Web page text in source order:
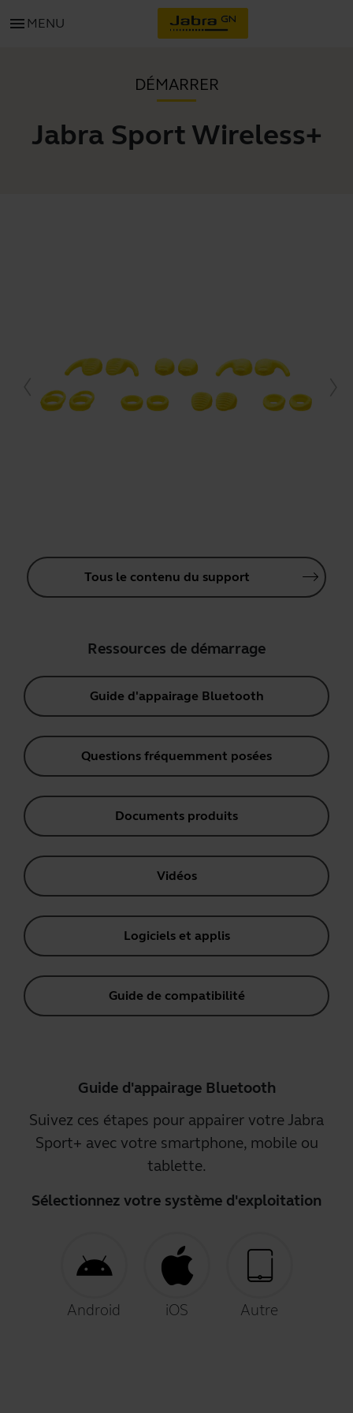
menu MENU
DÉMARRER
Jabra Sport Wireless+
Tous le contenu du support
Ressources de démarrage
Guide d'appairage Bluetooth
Questions fréquemment posées
Documents produits
Vidéos
Logiciels et applis
Guide de compatibilité
Guide d'appairage Bluetooth
Suivez ces étapes pour appairer votre Jabra
Sport+ avec votre smartphone, mobile ou
tablette.
Sélectionnez votre système d'exploitation
Android iOS Autre